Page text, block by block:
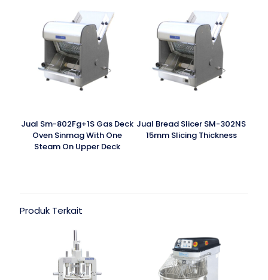
Jual Sm-802Fg+1S Gas Deck
Oven Sinmag With One
Steam On Upper Deck
Jual Bread Slicer SM-302NS
15mm Slicing Thickness
Produk Terkait